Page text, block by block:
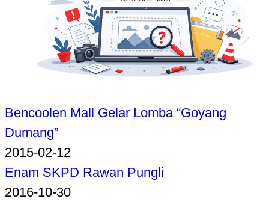
Bencoolen Mall Gelar Lomba “Goyang
Dumang”
2015-02-12
Enam SKPD Rawan Pungli
2016-10-30